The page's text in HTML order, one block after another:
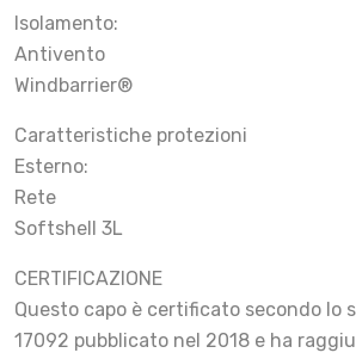
Isolamento:
Antivento
Windbarrier®
Caratteristiche protezioni
Esterno:
Rete
Softshell 3L
CERTIFICAZIONE
Questo capo è certificato secondo lo
17092 pubblicato nel 2018 e ha